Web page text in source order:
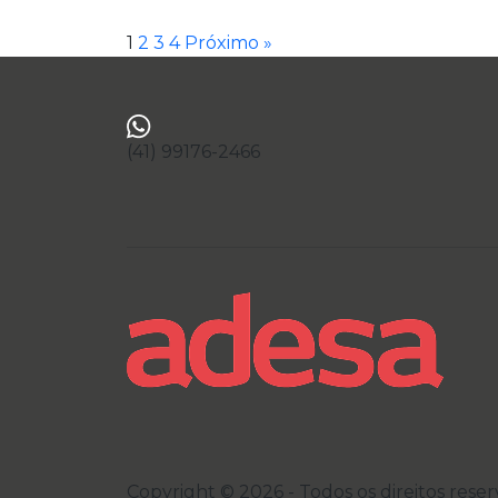
1 2 3 4 Próximo »
(41) 99176-2466
Copyright © 2026 - Todos os direitos